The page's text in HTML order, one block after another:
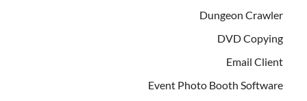
Dungeon Crawler
DVD Copying
Email Client
Event Photo Booth Software